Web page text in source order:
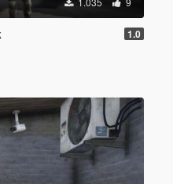
1.0